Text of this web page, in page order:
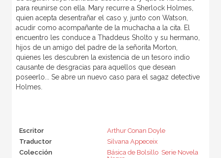
para reunirse con ella. Mary recurre a Sherlock Holmes,
quien acepta desentrañar el caso y, junto con Watson,
acudir como acompañante de la muchacha a la cita. El
encuentro les conduce a Thaddeus Sholto y su hermano,
hijos de un amigo del padre de la señorita Morton,
quienes les descubren la existencia de un tesoro indio
causante de desgracias para aquellos que desean
poseerlo... Se abre un nuevo caso para el sagaz detective
Holmes.
Escritor
Arthur Conan Doyle
Traductor
Silvana Appeceix
Colección
Básica de Bolsillo  Serie Novela